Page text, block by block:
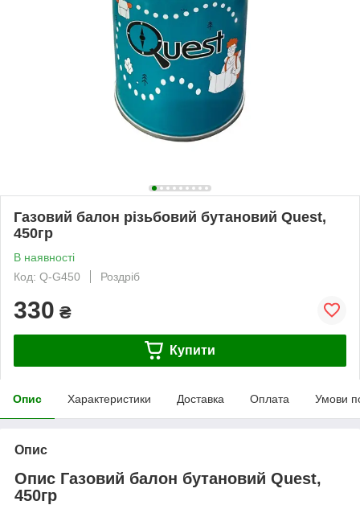
Газовий балон різьбовий бутановий Quest,
450гр
В наявності
Код: Q-G450
Роздріб
330 ₴
Купити
Опис Характеристики Доставка Оплата Умови
Опис
Опис Газовий балон бутановий Quest,
450гр